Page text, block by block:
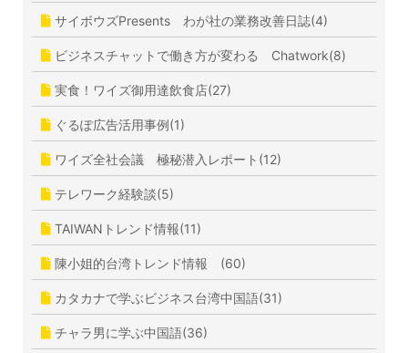
サイボウズPresents わが社の業務改善日誌(4)
ビジネスチャットで働き方が変わる Chatwork(8)
実食！ワイズ御用達飲食店(27)
ぐるぽ広告活用事例(1)
ワイズ全社会議 極秘潜入レポート(12)
テレワーク経験談(5)
TAIWANトレンド情報(11)
陳小姐的台湾トレンド情報 (60)
カタカナで学ぶビジネス台湾中国語(31)
チャラ男に学ぶ中国語(36)